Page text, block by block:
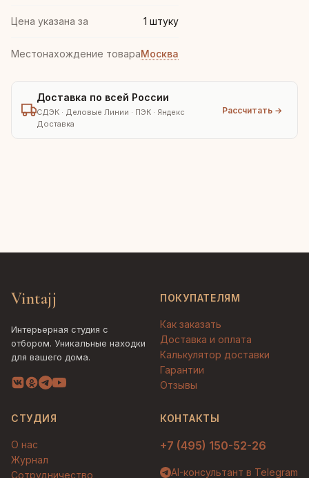
Цена указана за 1 штуку
Местонахождение товараМосква
Доставка по всей России
СДЭК · Деловые Линии · ПЭК · Яндекс
Доставка
Рассчитать →
Vintajj
Интерьерная студия с
отбором. Уникальные находки
для вашего дома.
ПОКУПАТЕЛЯМ
Как заказать
Доставка и оплата
Калькулятор доставки
Гарантии
Отзывы
СТУДИЯ
О нас
Журнал
Сотрудничество
КОНТАКТЫ
+7 (495) 150-52-26
AI-консультант в Telegram